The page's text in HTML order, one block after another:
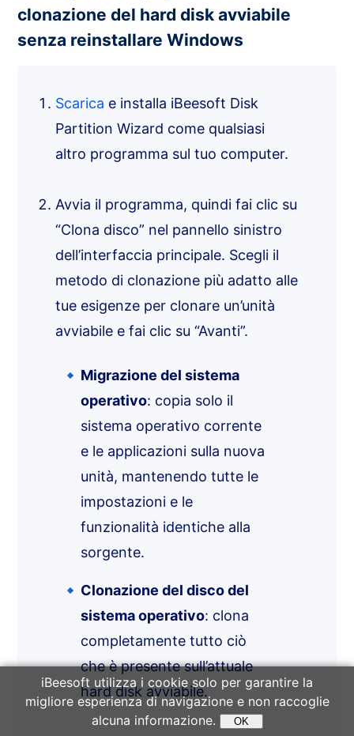
clonazione del hard disk avviabile
senza reinstallare Windows
Scarica e installa iBeesoft Disk
Partition Wizard come qualsiasi
altro programma sul tuo computer.
Avvia il programma, quindi fai clic su
“Clona disco” nel pannello sinistro
dell’interfaccia principale. Scegli il
metodo di clonazione più adatto alle
tue esigenze per clonare un’unità
avviabile e fai clic su “Avanti”.
Migrazione del sistema
operativo: copia solo il
sistema operativo corrente
e le applicazioni sulla nuova
unità, mantenendo tutte le
impostazioni e le
funzionalità identiche alla
sorgente.
Clonazione del disco del
sistema operativo: clona
completamente tutto ciò
che è presente sull’attuale
hard disk avviabile.
iBeesoft utilizza i cookie solo per garantire la
migliore esperienza di navigazione e non raccoglie
alcuna informazione.
OK